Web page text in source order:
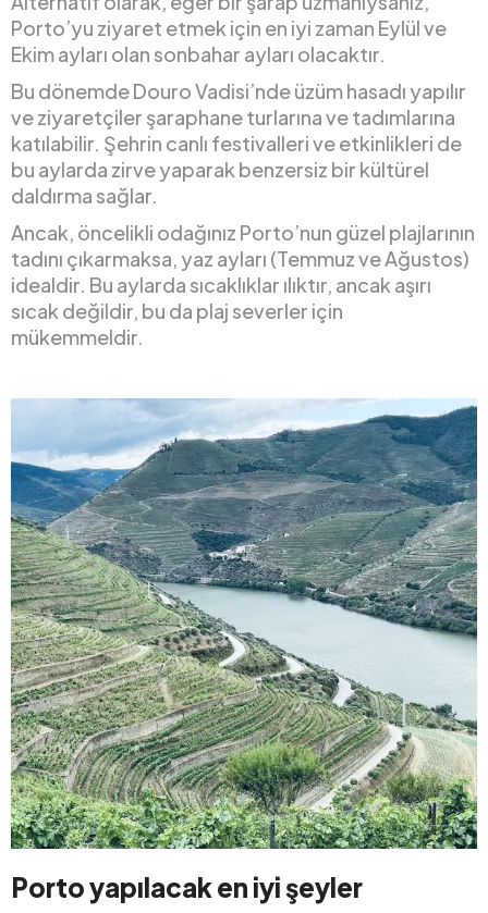
Porto’yu ziyaret etmek için en iyi zaman Eylül ve
Ekim ayları olan sonbahar ayları olacaktır.
Bu dönemde Douro Vadisi’nde üzüm hasadı yapılır
ve ziyaretçiler şaraphane turlarına ve tadımlarına
katılabilir. Şehrin canlı festivalleri ve etkinlikleri de
bu aylarda zirve yaparak benzersiz bir kültürel
daldırma sağlar.
Ancak, öncelikli odağınız Porto’nun güzel plajlarının
tadını çıkarmaksa, yaz ayları (Temmuz ve Ağustos)
idealdir. Bu aylarda sıcaklıklar ılıktır, ancak aşırı
sıcak değildir, bu da plaj severler için
mükemmeldir.
Porto yapılacak en iyi şeyler